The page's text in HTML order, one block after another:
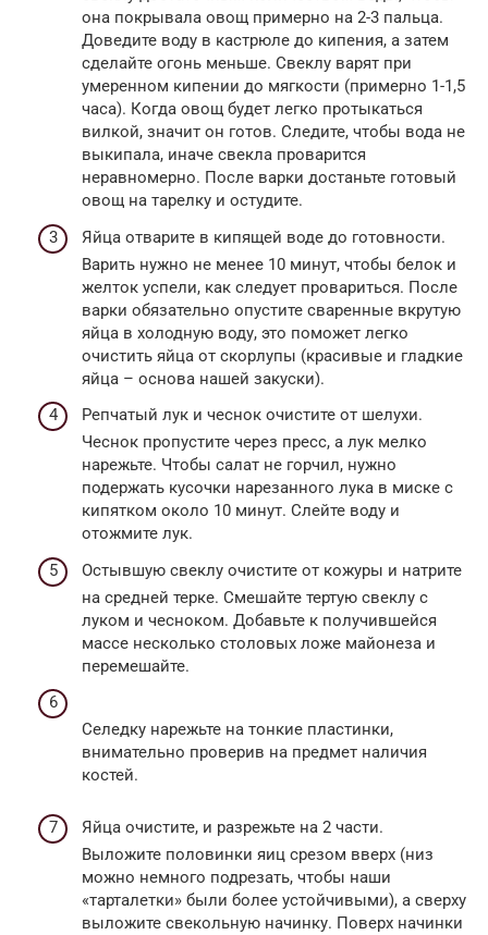
она покрывала овощ примерно на 2-3 пальца.
Доведите воду в кастрюле до кипения, а затем
сделайте огонь меньше. Свеклу варят при
умеренном кипении до мягкости (примерно 1-1,5
часа). Когда овощ будет легко протыкаться
вилкой, значит он готов. Следите, чтобы вода не
выкипала, иначе свекла проварится
неравномерно. После варки достаньте готовый
овощ на тарелку и остудите.
Яйца отварите в кипящей воде до готовности.
Варить нужно не менее 10 минут, чтобы белок и
желток успели, как следует провариться. После
варки обязательно опустите сваренные вкрутую
яйца в холодную воду, это поможет легко
очистить яйца от скорлупы (красивые и гладкие
яйца – основа нашей закуски).
Репчатый лук и чеснок очистите от шелухи.
Чеснок пропустите через пресс, а лук мелко
нарежьте. Чтобы салат не горчил, нужно
подержать кусочки нарезанного лука в миске с
кипятком около 10 минут. Слейте воду и
отожмите лук.
Остывшую свеклу очистите от кожуры и натрите
на средней терке. Смешайте тертую свеклу с
луком и чесноком. Добавьте к получившейся
массе несколько столовых ложе майонеза и
перемешайте.
Селедку нарежьте на тонкие пластинки,
внимательно проверив на предмет наличия
костей.
Яйца очистите, и разрежьте на 2 части.
Выложите половинки яиц срезом вверх (низ
можно немного подрезать, чтобы наши
«тарталетки» были более устойчивыми), а сверху
выложите свекольную начинку. Поверх начинки